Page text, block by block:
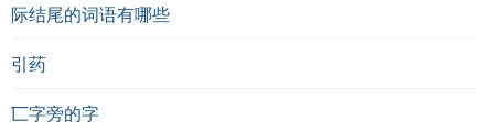
际结尾的词语有哪些
引药
匸字旁的字